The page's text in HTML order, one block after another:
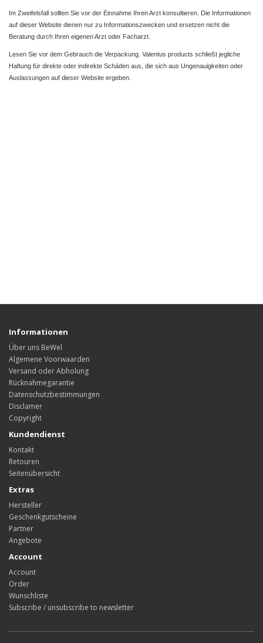
Im Zweifelsfall sollten Sie vor der Einnahme Ihren Arzt konsultieren. Die Informationen
auf dieser Website dienen nur zu Informationszwecken und ersetzen nicht die
Beratung durch Ihren eigenen Arzt oder Facharzt.
Lesen Sie vor dem Gebrauch die Verpackung. Valentus products schließt jegliche
Haftung für direkte oder indirekte Schäden aus, die sich aus Ungenauigkeiten oder
Auslassungen auf dieser Website ergeben.
Informationen
Über uns BeWel
Algemene Voorwaarden
Versand oder Abholung
Rücknahmegarantie
Datenschutzbestimmungen
Disclamer
Copyright
Kundendienst
Kontakt
Retouren
Seitenübersicht
Extras
Hersteller
Geschenkgutscheine
Partner
Angebote
Account
Account
Order
Wunschliste
Subscribe / unsubscribe to newsletter